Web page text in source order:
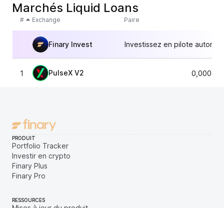
Marchés Liquid Loans
# Exchange Paire
Finary Invest Investissez en pilote
1 PulseX V2
PRODUIT
Portfolio Tracker
Investir en crypto
Finary Plus
Finary Pro
RESSOURCES